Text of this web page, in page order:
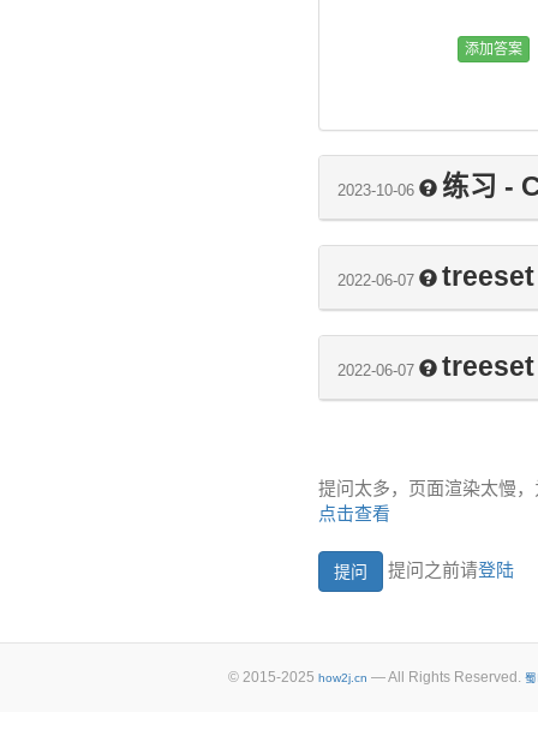
2023-10-06 练习 -
2022-06-07 treeset
2022-06-07 treeset
提问太多，页面渲染太慢
点击查看
提问之前请登陆
© 2015-2025 how2j.cn — All Rights Reserved.